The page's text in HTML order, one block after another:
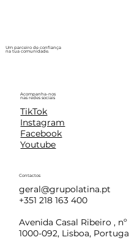
Um parceiro de confiança
na tua comunidade.
Acompanha-nos
nas redes sociais
TikTok
Instagram
Facebook
Youtube
Contactos
geral@grupolatina.pt
+351 218 163 400
Avenida Casal Ribeiro , nº
1000-092, Lisboa,